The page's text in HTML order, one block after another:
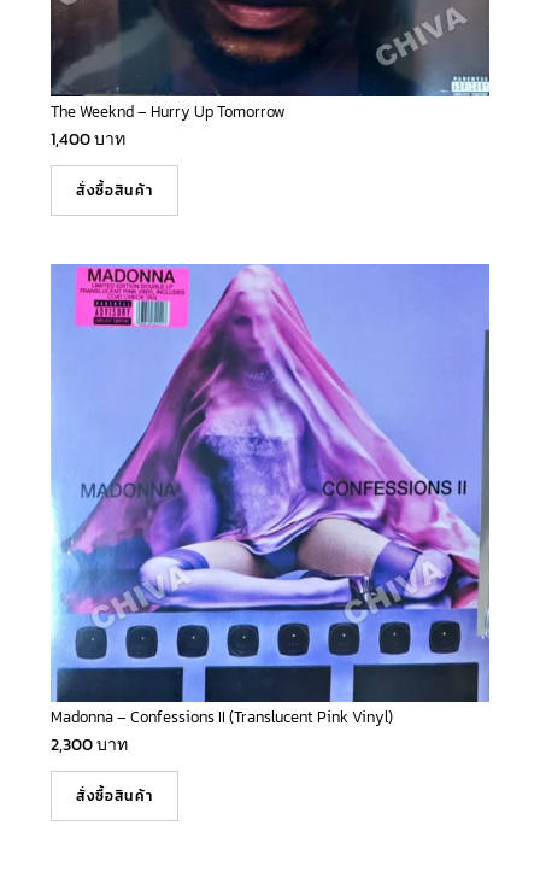
The Weeknd – Hurry Up Tomorrow
1,400บาท
สั่งซื้อสินค้า
Madonna – Confessions II (Translucent Pink Vinyl)
2,300บาท
สั่งซื้อสินค้า